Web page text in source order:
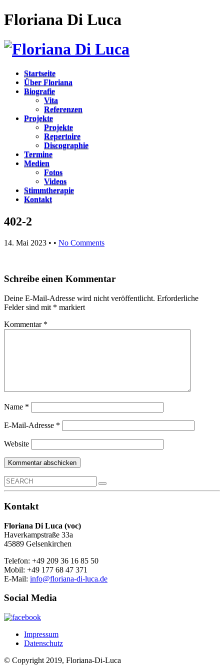
Floriana Di Luca
Startseite
Über Floriana
Biografie
Vita
Referenzen
Projekte
Projekte
Repertoire
Discographie
Termine
Medien
Fotos
Videos
Stimmtherapie
Kontakt
402-2
14. Mai 2023 • • No Comments
Schreibe einen Kommentar
Deine E-Mail-Adresse wird nicht veröffentlicht. Erforderliche
Felder sind mit * markiert
Kommentar *
Name *
E-Mail-Adresse *
Website
Search
for:
Kontakt
Floriana Di Luca (voc)
Haverkampstraße 33a
45889 Gelsenkirchen
Telefon: +49 209 36 16 85 50
Mobil: +49 177 68 47 371
E-Mail: info@floriana-di-luca.de
Social Media
Impressum
Datenschutz
© Copyright 2019, Floriana-Di-Luca